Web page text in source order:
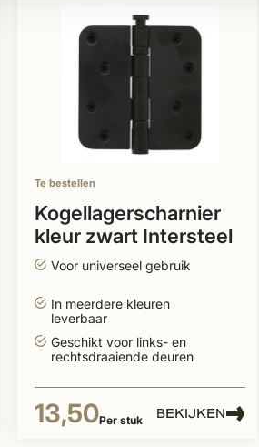
Te bestellen
Kogellagerscharnier
kleur zwart Intersteel
89x89
Voor universeel gebruik
In meerdere kleuren
leverbaar
Geschikt voor links- en
rechtsdraaiende deuren
13,50Per stuk BEKIJKEN